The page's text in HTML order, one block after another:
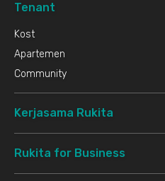
Tenant
Kost
Apartemen
Community
Kerjasama Rukita
Rukita for Business